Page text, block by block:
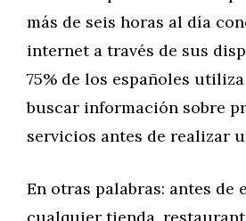
más de seis horas al día
internet a través de sus
75% de los españoles
buscar información sobre
servicios antes de realizar
En otras palabras: antes de
cualquier tienda,